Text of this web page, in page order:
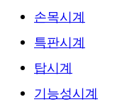
손목시계
특판시계
탑시계
기능성시계